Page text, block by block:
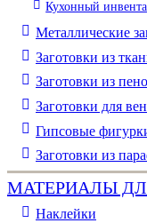
Кухонный
Металлические
Заготовки из
Заготовки из
Заготовки для
Гипсовые
Заготовки из
МАТЕРИАЛЫ
Наклейки